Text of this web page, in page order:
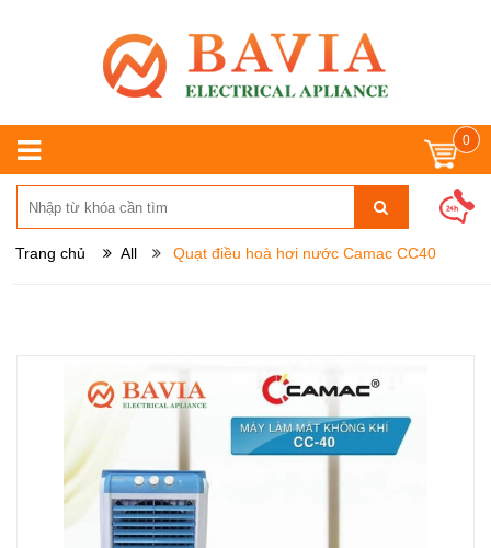
0
Trang chủ All Quạt điều hoà hơi nước Camac CC40